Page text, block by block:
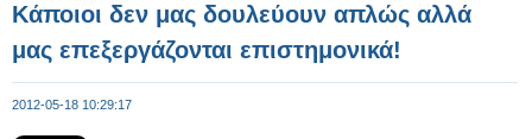
Κάποιοι δεν μας δουλεύουν απλώς αλλά
μας επεξεργάζονται επιστημονικά!
2012-05-18 10:29:17